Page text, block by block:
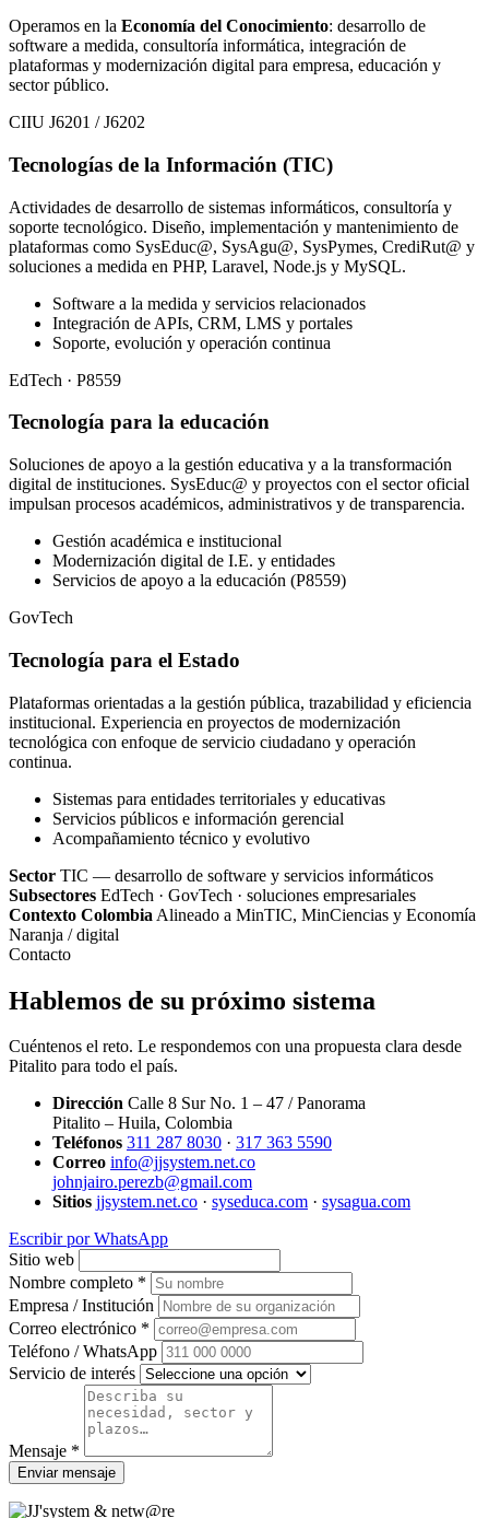
Operamos en la Economía del Conocimiento: desarrollo de
software a medida, consultoría informática, integración de
plataformas y modernización digital para empresa, educación y
sector público.
CIIU J6201 / J6202
Tecnologías de la Información (TIC)
Actividades de desarrollo de sistemas informáticos, consultoría y
soporte tecnológico. Diseño, implementación y mantenimiento de
plataformas como SysEduc@, SysAgu@, SysPymes, CrediRut@ y
soluciones a medida en PHP, Laravel, Node.js y MySQL.
Software a la medida y servicios relacionados
Integración de APIs, CRM, LMS y portales
Soporte, evolución y operación continua
EdTech · P8559
Tecnología para la educación
Soluciones de apoyo a la gestión educativa y a la transformación
digital de instituciones. SysEduc@ y proyectos con el sector oficial
impulsan procesos académicos, administrativos y de transparencia.
Gestión académica e institucional
Modernización digital de I.E. y entidades
Servicios de apoyo a la educación (P8559)
GovTech
Tecnología para el Estado
Plataformas orientadas a la gestión pública, trazabilidad y eficiencia
institucional. Experiencia en proyectos de modernización
tecnológica con enfoque de servicio ciudadano y operación
continua.
Sistemas para entidades territoriales y educativas
Servicios públicos e información gerencial
Acompañamiento técnico y evolutivo
Sector TIC — desarrollo de software y servicios informáticos
Subsectores EdTech · GovTech · soluciones empresariales
Contexto Colombia Alineado a MinTIC, MinCiencias y Economía
Naranja / digital
Contacto
Hablemos de su próximo sistema
Cuéntenos el reto. Le respondemos con una propuesta clara desde
Pitalito para todo el país.
Dirección Calle 8 Sur No. 1 – 47 / Panorama
Pitalito – Huila, Colombia
Teléfonos 311 287 8030 · 317 363 5590
Correo info@jjsystem.net.co
johnjairo.perezb@gmail.com
Sitios jjsystem.net.co · syseduca.com · sysagua.com
Escribir por WhatsApp
Sitio web
Nombre completo *
Empresa / Institución
Correo electrónico *
Teléfono / WhatsApp
Servicio de interés
Mensaje *
Enviar mensaje